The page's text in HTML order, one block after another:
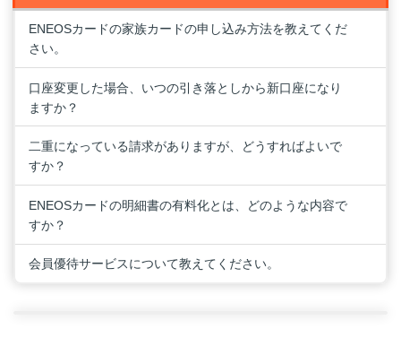
ENEOSカードの家族カードの申し込み方法を教えてくだ
さい。
口座変更した場合、いつの引き落としから新口座になり
ますか？
二重になっている請求がありますが、どうすればよいで
すか？
ENEOSカードの明細書の有料化とは、どのような内容で
すか？
会員優待サービスについて教えてください。